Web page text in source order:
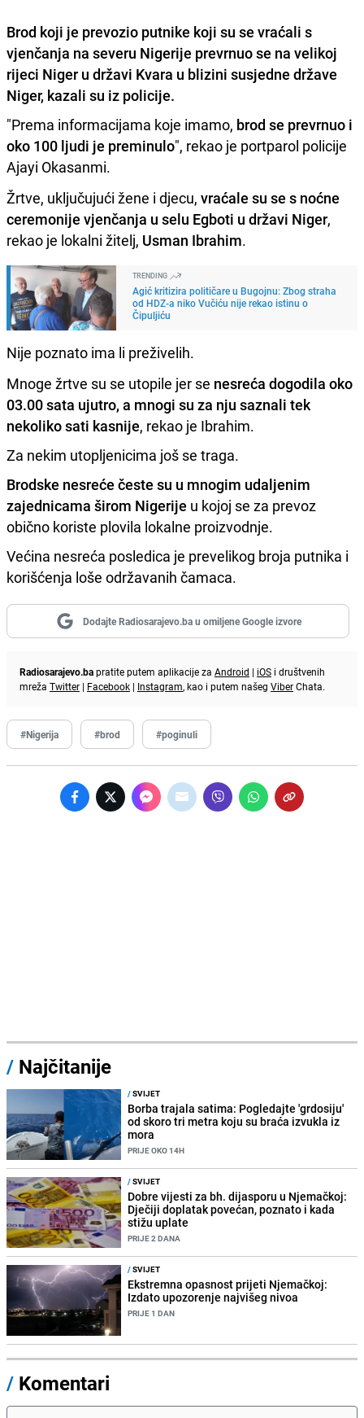
Brod koji je prevozio putnike koji su se vraćali s
vjenčanja na severu Nigerije prevrnuo se na velikoj
rijeci Niger u državi Kvara u blizini susjedne države
Niger, kazali su iz policije.
"Prema informacijama koje imamo, brod se prevrnuo i
oko 100 ljudi je preminulo", rekao je portparol policije
Ajayi Okasanmi.
Žrtve, uključujući žene i djecu, vraćale su se s noćne
ceremonije vjenčanja u selu Egboti u državi Niger,
rekao je lokalni žitelj, Usman Ibrahim.
TRENDING
Agić kritizira političare u Bugojnu: Zbog straha
od HDZ-a niko Vučiću nije rekao istinu o
Čipuljiću
Nije poznato ima li preživelih.
Mnoge žrtve su se utopile jer se nesreća dogodila oko
03.00 sata ujutro, a mnogi su za nju saznali tek
nekoliko sati kasnije, rekao je Ibrahim.
Za nekim utopljenicima još se traga.
Brodske nesreće česte su u mnogim udaljenim
zajednicama širom Nigerije u kojoj se za prevoz
obično koriste plovila lokalne proizvodnje.
Većina nesreća posledica je prevelikog broja putnika i
korišćenja loše održavanih čamaca.
Dodajte Radiosarajevo.ba u omiljene Google izvore
Radiosarajevo.bapratite putem aplikacije za Android | iOS i društvenih
mreža Twitter | Facebook | Instagram, kao i putem našeg ViberChata.
#Nigerija #brod #poginuli
/ Najčitanije
/SVIJET
Borba trajala satima: Pogledajte 'grdosiju'
od skoro tri metra koju su braća izvukla iz
mora
PRIJE OKO 14H
/SVIJET
Dobre vijesti za bh. dijasporu u Njemačkoj:
Dječiji doplatak povećan, poznato i kada
stižu uplate
PRIJE 2 DANA
/SVIJET
Ekstremna opasnost prijeti Njemačkoj:
Izdato upozorenje najvišeg nivoa
PRIJE 1 DAN
/ Komentari